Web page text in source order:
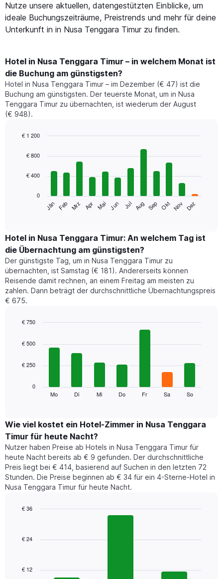
Nutze unsere aktuellen, datengestützten Einblicke, um
ideale Buchungszeiträume, Preistrends und mehr für deine
Unterkunft in in Nusa Tenggara Timur zu finden.
Hotel in Nusa Tenggara Timur – in welchem Monat ist
die Buchung am günstigsten?
Hotel in Nusa Tenggara Timur – im Dezember (€ 47) ist die
Buchung am günstigsten. Der teuerste Monat, um in Nusa
Tenggara Timur zu übernachten, ist wiederum der August
(€ 948).
chart
bars.
folgende
den
durchschnittlichen
Zimmerpreis
im
jeweiligen
Monat
an.
Das
hat
X-
die
anzeigt.
1
Y-
Achse,
die
den
durchschnittlichen
Zimmerpreis
anzeigt.
graphic.
Jän Feb Mrz Apr Mai Jun Jul Aug Sep Okt Nov Dez
0
€ 400
€ 800
€ 1 200
Hotel in Nusa Tenggara Timur: An welchem Tag ist
die Übernachtung am günstigsten?
Der günstigste Tag, um in Nusa Tenggara Timur zu
übernachten, ist Samstag (€ 181). Andererseits können
Reisende damit rechnen, an einem Freitag am meisten zu
zahlen. Dann beträgt der durchschnittliche Übernachtungspreis
€ 675.
chart
bars.
den
durchschnittlichen
Preis
eines
Zimmers
für
den
jeweiligen
Das
die
Mo Di Mi Do Fr Sa So
0
€ 250
€ 500
€ 750
Wie viel kostet ein Hotel-Zimmer in Nusa Tenggara
Timur für heute Nacht?
Nutzer haben Preise ab Hotels in Nusa Tenggara Timur für
heute Nacht bereits ab € 9 gefunden. Der durchschnittliche
Preis liegt bei € 414, basierend auf Suchen in den letzten 72
Stunden. Die Preise beginnen ab € 34 für ein 4-Sterne-Hotel in
Nusa Tenggara Timur für heute Nacht.
with
Das
€ 12
€ 24
€ 36